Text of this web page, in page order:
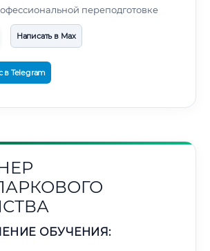
переподготовке
Написать в Max
в Telegram
ОБУЧЕНИЯ: